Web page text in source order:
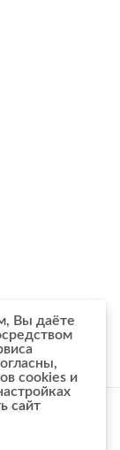
Вы даёте
cookies и
сайт